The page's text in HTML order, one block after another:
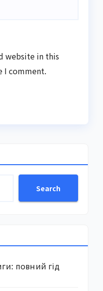
website in this
I comment.
Search
повний гід